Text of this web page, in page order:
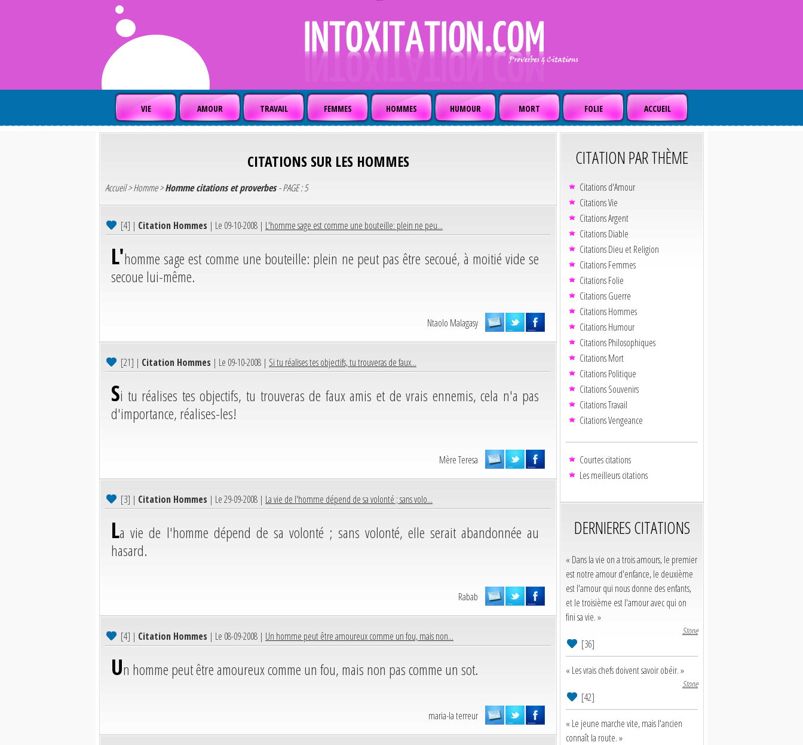
VIE AMOUR TRAVAIL FEMMES HOMMES HUMOUR MORT FOLIE ACCUEIL
CITATIONS SUR LES HOMMES
Accueil>Homme>Homme citations et proverbes- PAGE : 5
[4] | Citation Hommes | Le 09-10-2008 | L'homme sage est comme une bouteille: plein ne peu...
L'homme sage est comme une bouteille: plein ne peut pas être secoué, à moitié vide se
secoue lui-même.
Ntaolo Malagasy
[21] | Citation Hommes | Le 09-10-2008 | Si tu réalises tes objectifs, tu trouveras de faux...
Si tu réalises tes objectifs, tu trouveras de faux amis et de vrais ennemis, cela n'a pas
d'importance, réalises-les!
Mère Teresa
[3] | Citation Hommes | Le 29-09-2008 | La vie de l'homme dépend de sa volonté ; sans volo...
La vie de l'homme dépend de sa volonté ; sans volonté, elle serait abandonnée au
hasard.
Rabab
[4] | Citation Hommes | Le 08-09-2008 | Un homme peut être amoureux comme un fou, mais non...
Un homme peut être amoureux comme un fou, mais non pas comme un sot.
maria-la terreur
CITATION PAR THÈME
Citations d'Amour
Citations Vie
Citations Argent
Citations Diable
Citations Dieu et Religion
Citations Femmes
Citations Folie
Citations Guerre
Citations Hommes
Citations Humour
Citations Philosophiques
Citations Mort
Citations Politique
Citations Souvenirs
Citations Travail
Citations Vengeance
Courtes citations
Les meilleurs citations
DERNIERES CITATIONS
« Dans la vie on a trois amours, le premier
est notre amour d'enfance, le deuxième
est l'amour qui nous donne des enfants,
et le troisième est l'amour avec qui on
fini sa vie. »
Stone
[36]
« Les vrais chefs doivent savoir obéir. »
Stone
[42]
« Le jeune marche vite, mais l'ancien
connaît la route. »